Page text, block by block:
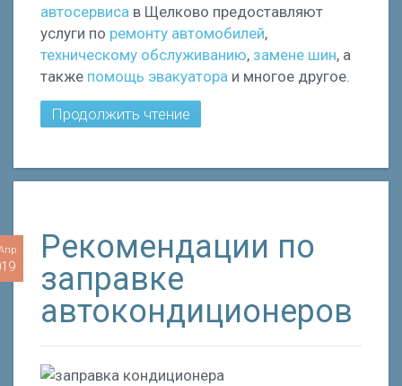
автосервиса в Щелково предоставляют
услуги по ремонту автомобилей,
техническому обслуживанию, замене шин, а
также помощь эвакуатора и многое другое.
Продолжить чтение
Рекомендации по
заправке
автокондиционеров